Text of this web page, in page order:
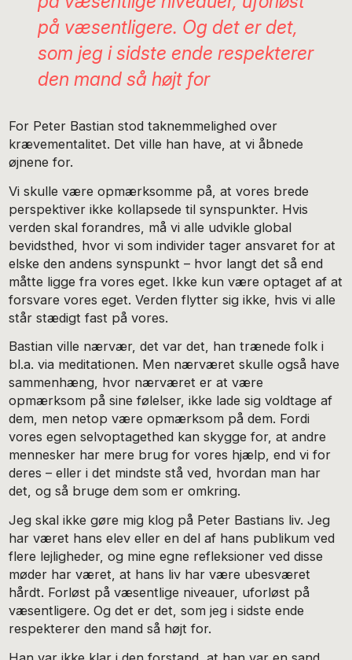
på væsentligere. Og det er det,
som jeg i sidste ende respekterer
den mand så højt for
For Peter Bastian stod taknemmelighed over
krævementalitet. Det ville han have, at vi åbnede
øjnene for.
Vi skulle være opmærksomme på, at vores brede
perspektiver ikke kollapsede til synspunkter. Hvis
verden skal forandres, må vi alle udvikle global
bevidsthed, hvor vi som individer tager ansvaret for at
elske den andens synspunkt – hvor langt det så end
måtte ligge fra vores eget. Ikke kun være optaget af at
forsvare vores eget. Verden flytter sig ikke, hvis vi alle
står stædigt fast på vores.
Bastian ville nærvær, det var det, han trænede folk i
bl.a. via meditationen. Men nærværet skulle også have
sammenhæng, hvor nærværet er at være
opmærksom på sine følelser, ikke lade sig voldtage af
dem, men netop være opmærksom på dem. Fordi
vores egen selvoptagethed kan skygge for, at andre
mennesker har mere brug for vores hjælp, end vi for
deres – eller i det mindste stå ved, hvordan man har
det, og så bruge dem som er omkring.
Jeg skal ikke gøre mig klog på Peter Bastians liv. Jeg
har været hans elev eller en del af hans publikum ved
flere lejligheder, og mine egne refleksioner ved disse
møder har været, at hans liv har være ubesværet
hårdt. Forløst på væsentlige niveauer, uforløst på
væsentligere. Og det er det, som jeg i sidste ende
respekterer den mand så højt for.